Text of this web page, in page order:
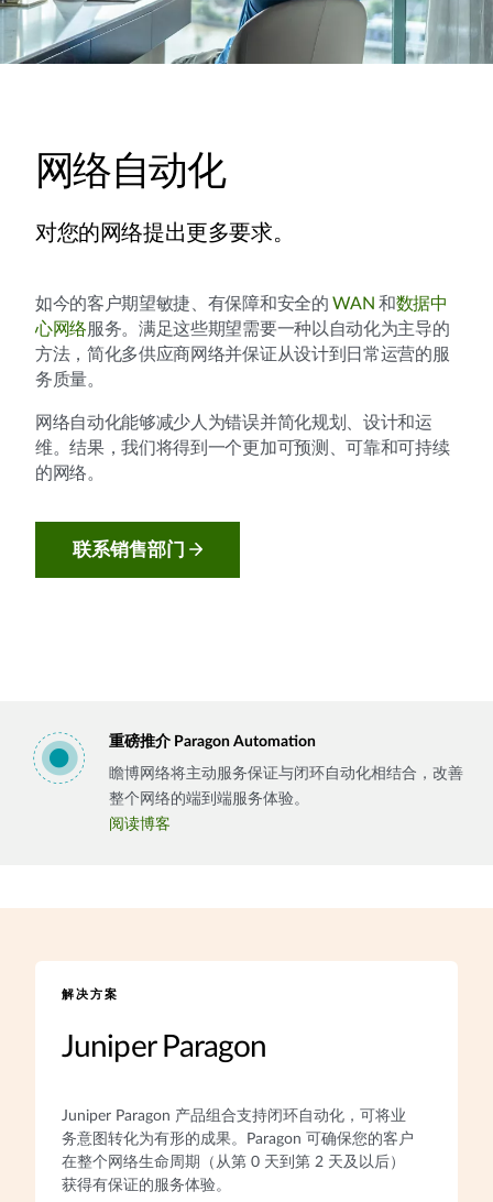
网络自动化
对您的网络提出更多要求。
如今的客户期望敏捷、有保障和安全的WAN 和数据中
心网络服务。满足这些期望需要一种以自动化为主导的
方法，简化多供应商网络并保证从设计到日常运营的服
务质量。
网络自动化能够减少人为错误并简化规划、设计和运
维。结果，我们将得到一个更加可预测、可靠和可持续
的网络。
联系销售部门
重磅推介 Paragon Automation
瞻博网络将主动服务保证与闭环自动化相结合，改善
整个网络的端到端服务体验。
阅读博客
解决方案
Juniper Paragon
Juniper Paragon 产品组合支持闭环自动化，可将业
务意图转化为有形的成果。Paragon 可确保您的客户
在整个网络生命周期（从第 0 天到第 2 天及以后）
获得有保证的服务体验。